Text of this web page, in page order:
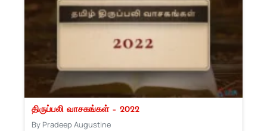
திருப்பலி வாசகங்கள் – 2022
By Pradeep Augustine